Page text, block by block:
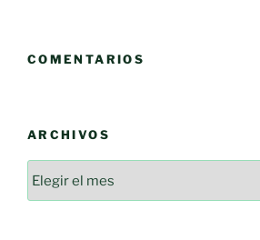
COMENTARIOS
ARCHIVOS